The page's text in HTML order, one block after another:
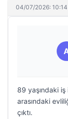
04/07/2026:
89 yaşındaki iş
arasındaki
çıktı.